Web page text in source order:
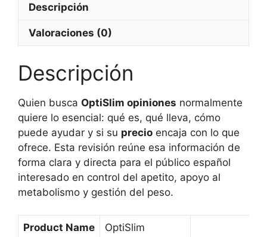
Descripción
Valoraciones (0)
Descripción
Quien busca OptiSlim opiniones normalmente
quiere lo esencial: qué es, qué lleva, cómo
puede ayudar y si su precio encaja con lo que
ofrece. Esta revisión reúne esa información de
forma clara y directa para el público español
interesado en control del apetito, apoyo al
metabolismo y gestión del peso.
Product Name OptiSlim